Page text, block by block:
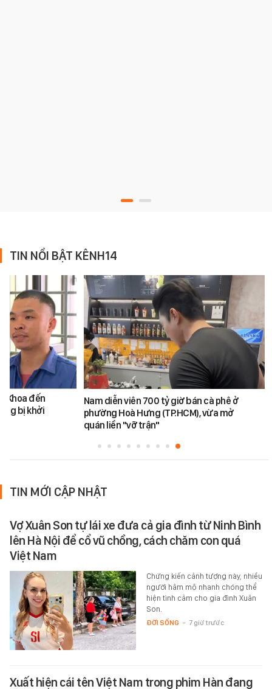
TIN NỔI BẬT KÊNH14
Khoa đến
bị khởi
Nam diễn viên 700 tỷ giờ bán cà phê ở
phường Hoà Hưng (TP.HCM), vừa mở
quán liền "vỡ trận"
TIN MỚI CẬP NHẬT
Vợ Xuân Son tự lái xe đưa cả gia đình từ Ninh Bình
lên Hà Nội để cổ vũ chồng, cách chăm con quá
Việt Nam
Chứng kiến cảnh tượng này, nhiều
người hâm mộ nhanh chóng thể
hiện tình cảm cho gia đình Xuân
Son.
ĐỜI SỐNG - 7 giờ trước
Xuất hiện cái tên Việt Nam trong phim Hàn đang